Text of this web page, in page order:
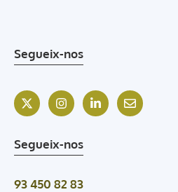
Segueix-nos
Segueix-nos
93 450 82 83